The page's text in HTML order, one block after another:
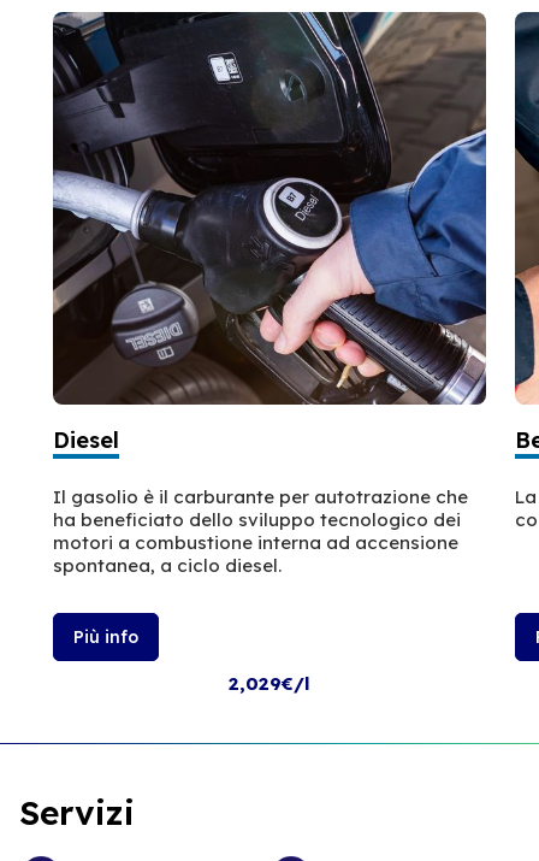
Diesel
Il gasolio è il carburante per autotrazione che
ha beneficiato dello sviluppo tecnologico dei
motori a combustione interna ad accensione
spontanea, a ciclo diesel.
Più info
2,029€/l
Servizi